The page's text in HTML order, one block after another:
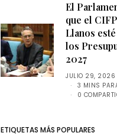
El
que el
Llanos
los
2027
JULIO 29, 2026
3 MINS
0
ETIQUETAS MÁS POPULARES